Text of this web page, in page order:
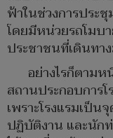
ฟ้าในช่วงการประ
โดยมีหน่วยรถโมบ
ประชาชนที่เดินทา
อย่างไรก็ตาม
สถานประกอบการ
เพราะโรงแรมเป็
ปฏิบัติงาน และนักท่